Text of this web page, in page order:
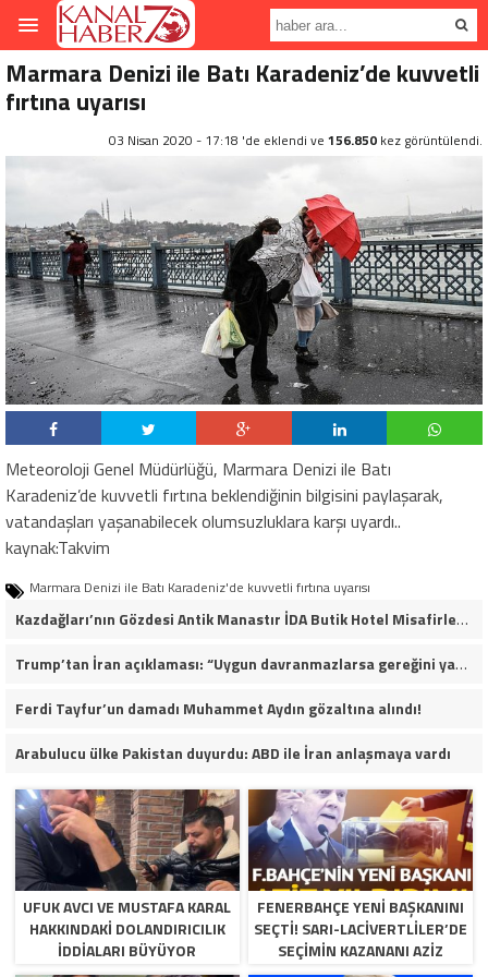
Marmara Denizi ile Batı Karadeniz’de kuvvetli
fırtına uyarısı
03 Nisan 2020 - 17:18 'de eklendi ve 156.850 kez görüntülendi.
Meteoroloji Genel Müdürlüğü, Marmara Denizi ile Batı
Karadeniz’de kuvvetli fırtına beklendiğinin bilgisini paylaşarak,
vatandaşları yaşanabilecek olumsuzluklara karşı uyardı..
kaynak:Takvim
Marmara Denizi ile Batı Karadeniz'de kuvvetli fırtına uyarısı
Kazdağları’nın Gözdesi Antik Manastır İDA Butik Hotel Misafirlerinden Tam Not Alıyor
Trump’tan İran açıklaması: “Uygun davranmazlarsa gereğini yaparım”
Ferdi Tayfur’un damadı Muhammet Aydın gözaltına alındı!
Arabulucu ülke Pakistan duyurdu: ABD ile İran anlaşmaya vardı
UFUK AVCI VE MUSTAFA KARAL
HAKKINDAKI DOLANDIRICILIK
İDDIALARI BÜYÜYOR
FENERBAHÇE YENI BAŞKANINI
SEÇTI! SARI-LACIVERTLILER’DE
SEÇIMIN KAZANANI AZIZ
YILDIRIM OLDU